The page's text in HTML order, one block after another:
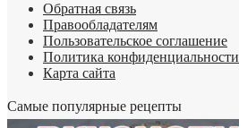
Обратная связь
Правообладателям
Пользовательское соглашение
Политика конфиденциальности
Карта сайта
Самые популярные рецепты